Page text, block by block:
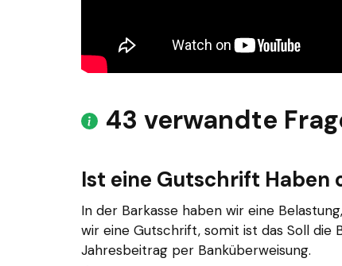
43 verwandte
Ist eine Gutschrift Haben
In der Barkasse haben wir eine
wir eine Gutschrift, somit ist das Soll die
Jahresbeitrag per Banküberweisung.